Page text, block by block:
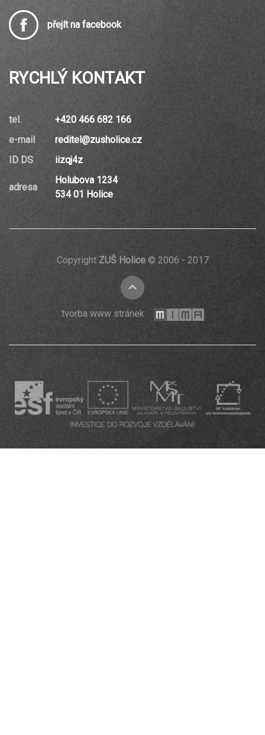
přejít na facebook
RYCHLÝ KONTAKT
tel.
+420 466 682 166
e-mail
reditel@zusholice.cz
ID DS
iizqj4z
adresa
Holubova 1234
534 01 Holice
Copyright ZUŠ Holice© 2006 - 2017
nahoru
tvorba www stránek